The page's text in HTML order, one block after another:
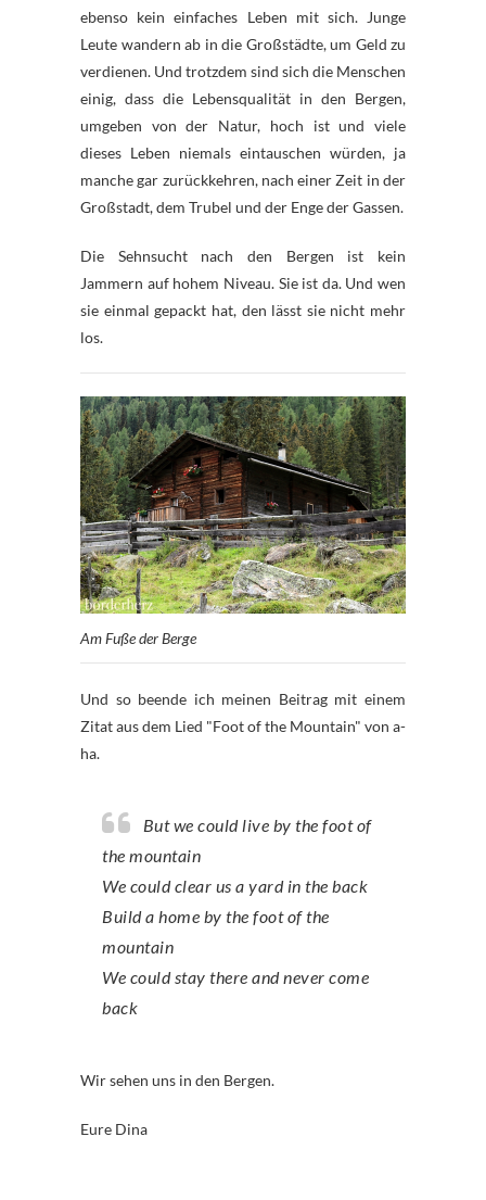
ebenso kein einfaches Leben mit sich. Junge
Leute wandern ab in die Großstädte, um Geld zu
verdienen. Und trotzdem sind sich die Menschen
einig, dass die Lebensqualität in den Bergen,
umgeben von der Natur, hoch ist und viele
dieses Leben niemals eintauschen würden, ja
manche gar zurückkehren, nach einer Zeit in der
Großstadt, dem Trubel und der Enge der Gassen.
Die Sehnsucht nach den Bergen ist kein
Jammern auf hohem Niveau. Sie ist da. Und wen
sie einmal gepackt hat, den lässt sie nicht mehr
los.
Am Fuße der Berge
Und so beende ich meinen Beitrag mit einem
Zitat aus dem Lied "Foot of the Mountain" von a-
ha.
But we could live by the foot of
the mountain
We could clear us a yard in the back
Build a home by the foot of the
mountain
We could stay there and never come
back
Wir sehen uns in den Bergen.
Eure Dina